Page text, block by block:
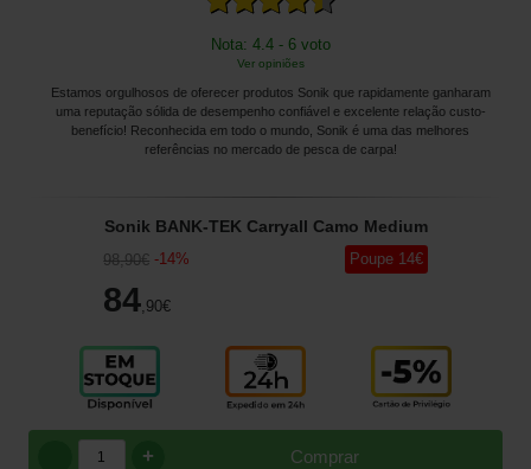
Nota: 4.4 - 6 voto
Ver opiniões
Estamos orgulhosos de oferecer produtos Sonik que rapidamente ganharam
uma reputação sólida de desempenho confiável e excelente relação custo-
benefício! Reconhecida em todo o mundo, Sonik é uma das melhores
referências no mercado de pesca de carpa!
Sonik BANK-TEK Carryall Camo Medium
98,90€ -14%
84 ,90€
Poupe 14€
Comprar
+